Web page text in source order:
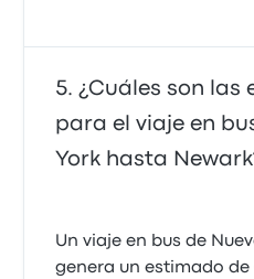
¿Cuáles son las
para el viaje en
York hasta
Un viaje en bus de
genera un estimado de